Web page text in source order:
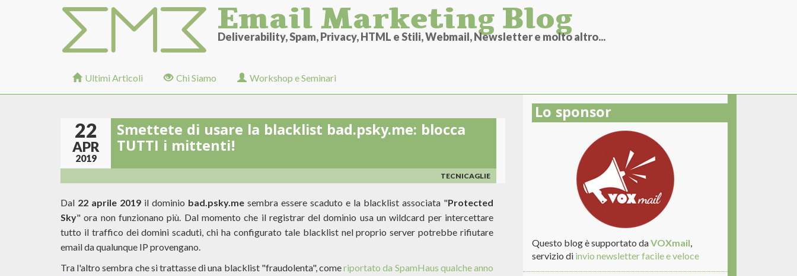
Email Marketing Blog
Deliverability, Spam, Privacy, HTML e Stili, Webmail, Newsletter e molto altro...
Ultimi Articoli Chi Siamo Workshop e Seminari
22
APR
2019
Smettete di usare la blacklist bad.psky.me: blocca
TUTTI i mittenti!
TECNICAGLIE
Dal 22 aprile 2019 il dominio bad.psky.me sembra essere scaduto e la blacklist associata "Protected
Sky"ora non funzionano più. Dal momento che il registrar del dominio usa un wildcard per intercettare
tutto il traffico dei domini scaduti, chi ha configurato tale blacklist nel proprio server potrebbe rifiutare
email da qualunque IP provengano.
Tra l'altro sembra che si trattasse di una blacklist "fraudolenta", comeriportato da SpamHaus qualche anno
Lo sponsor
Questo blog è supportato daVOXmail,
servizio di invio newsletter facile e veloce